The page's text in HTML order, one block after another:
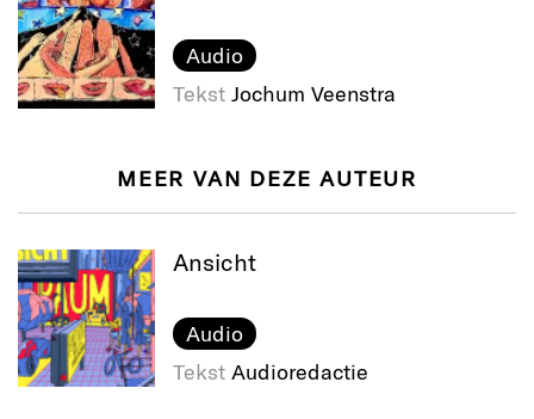
Audio
Tekst Jochum Veenstra
MEER VAN DEZE AUTEUR
Ansicht
Audio
Tekst Audioredactie